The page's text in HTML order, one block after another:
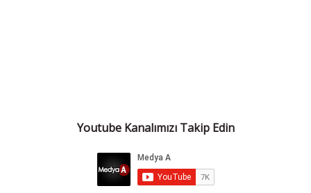
Youtube Kanalımızı Takip Edin